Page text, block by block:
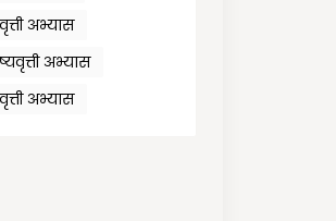
अभ्यास
अभ्यास
अभ्यास